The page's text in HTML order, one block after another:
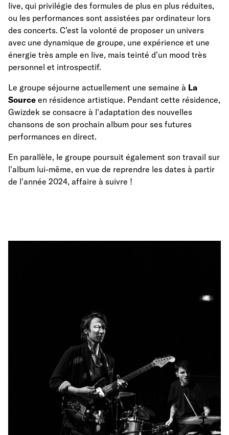
live, qui privilégie des formules de plus en plus réduites,
ou les performances sont assistées par ordinateur lors
des concerts. C’est la volonté de proposer un univers
avec une dynamique de groupe, une expérience et une
énergie très ample en live, mais teinté d'un mood très
personnel et introspectif.
Le groupe séjourne actuellement une semaine à La
Source en résidence artistique. Pendant cette résidence,
Gwizdek se consacre à l'adaptation des nouvelles
chansons de son prochain album pour ses futures
performances en direct.
En parallèle, le groupe poursuit également son travail sur
l'album lui-même, en vue de reprendre les dates à partir
de l'année 2024, affaire à suivre !